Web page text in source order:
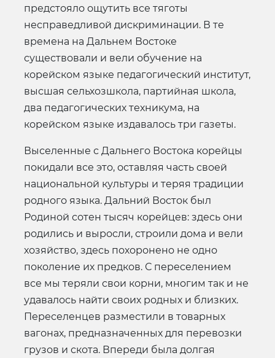
предстояло ощутить все тяготы
несправедливой дискриминации. В те
времена на Дальнем Востоке
существовали и вели обучение на
корейском языке педагогический институт,
высшая сельхозшкола, партийная школа,
два педагогических техникума, на
корейском языке издавалось три газеты.
Выселенные с Дальнего Востока корейцы
покидали все это, оставляя часть своей
национальной культуры и теряя традиции
родного языка. Дальний Восток был
Родиной сотен тысяч корейцев: здесь они
родились и выросли, строили дома и вели
хозяйство, здесь похоронено не одно
поколение их предков. С переселением
все мы теряли свои корни, многим так и не
удавалось найти своих родных и близких.
Переселенцев разместили в товарных
вагонах, предназначенных для перевозки
грузов и скота. Впереди была долгая